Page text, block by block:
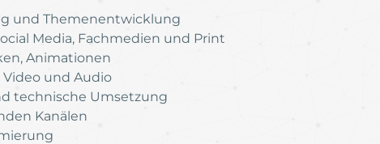
und Themenentwicklung
Media, Fachmedien und Print
Animationen
und Audio
technische Umsetzung
Kanälen